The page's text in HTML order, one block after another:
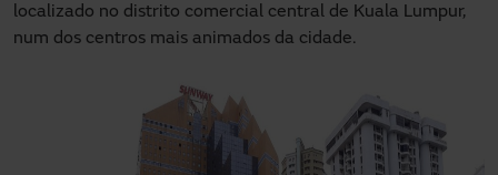
localizado no distrito comercial central de Kuala Lumpur,
num dos centros mais animados da cidade.